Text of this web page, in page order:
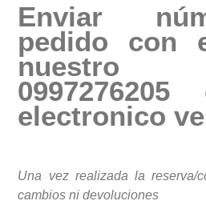
Enviar
pedido con
nuestro
electronico
Una vez realizada la reserva/
cambios ni devoluciones